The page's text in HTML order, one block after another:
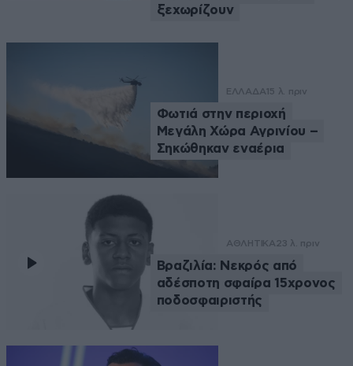
ξεχωρίζουν
ΕΛΛΑΔΑ 15 λ. πριν
Φωτιά στην περιοχή
Μεγάλη Χώρα Αγρινίου –
Σηκώθηκαν εναέρια
ΑΘΛΗΤΙΚΑ23 λ. πριν
Βραζιλία: Νεκρός από
αδέσποτη σφαίρα 15χρονος
ποδοσφαιριστής